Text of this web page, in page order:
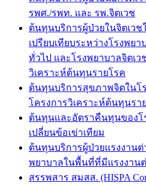
รพศ./รพท. และ รพ.จิตเวช
ต้นทุนบริการผู้ป่วยในจิตเวช
เปรียบเทียบระหว่างโรงพย
ทั่วไป และโรงพยาบาลจิตเ
วิเคราะห์ต้นทุนรายโรค
ต้นทุนบริการสุขภาพจิตในโ
โครงการวิเคราะห์ต้นทุนรา
ต้นทุนและอัตราคืนทุนของโ
เปลี่ยนข้อเข่าเทียม
ต้นทุนบริการผู้ป่วยแรงงาน
พยาบาลในพื้นที่ที่มีแรงงาน
สรรพสาร สมสส. (HISPA